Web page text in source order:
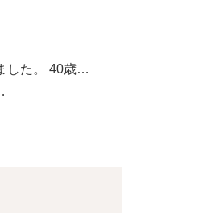
した。 40歳…